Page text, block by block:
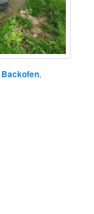
Backofen,